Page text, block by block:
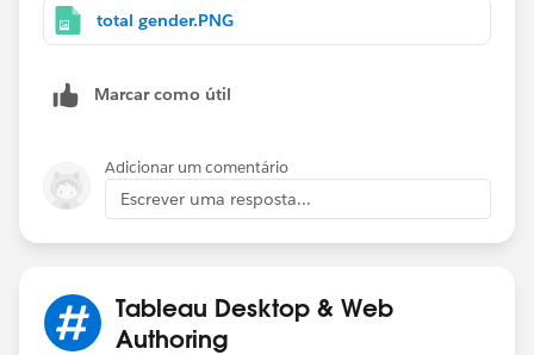
total gender.PNG
Marcar como útil
Adicionar um comentário
Escrever uma resposta...
Tableau Desktop & Web
Authoring